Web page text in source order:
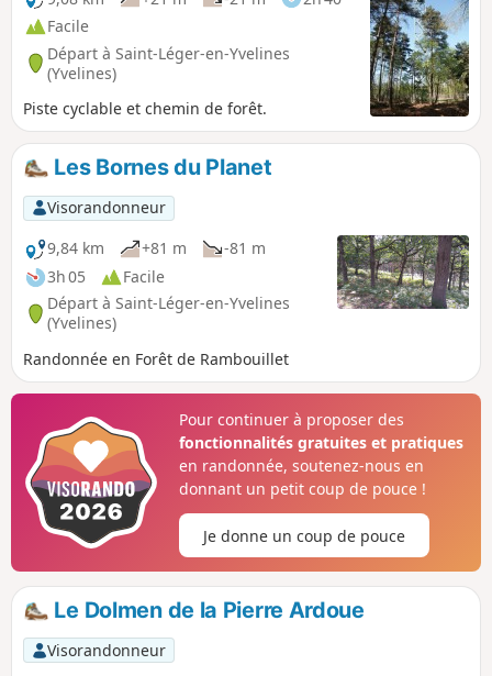
Facile
Départ à Saint-Léger-en-Yvelines
(Yvelines)
Piste cyclable et chemin de forêt.
Les Bornes du Planet
Visorandonneur
9,84 km
+81 m
-81 m
3h 05
Facile
Départ à Saint-Léger-en-Yvelines
(Yvelines)
Randonnée en Forêt de Rambouillet
Pour continuer à proposer des
fonctionnalités gratuites et pratiques
en randonnée, soutenez-nous en
donnant un petit coup de pouce !
Je donne un coup de pouce
Le Dolmen de la Pierre Ardoue
Visorandonneur